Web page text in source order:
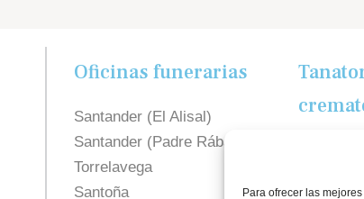
Para ofrecer las
Oficinas funerarias
Santander (El Alisal)
Santander (Padre Rábago)
Torrelavega
Santoña